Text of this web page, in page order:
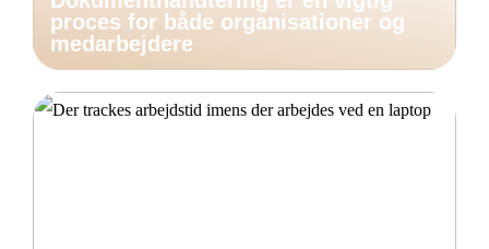
proces for både organisationer og
medarbejdere